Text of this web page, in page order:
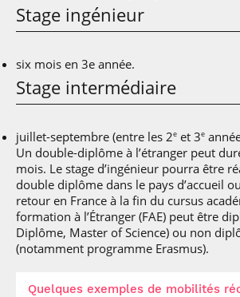
Stage ingénieur
six mois en 3e année.
Stage intermédiaire
juillet-septembre (entre les 2e et 3e
Un double-diplôme à l’étranger peut
mois. Le stage d’ingénieur pourra être
double diplôme dans le pays d’accueil
retour en France à la fin du cursus
formation à l’Étranger (FAE) peut être
Diplôme, Master of Science) ou non
(notamment programme Erasmus).
Quelques exemples de mobilités